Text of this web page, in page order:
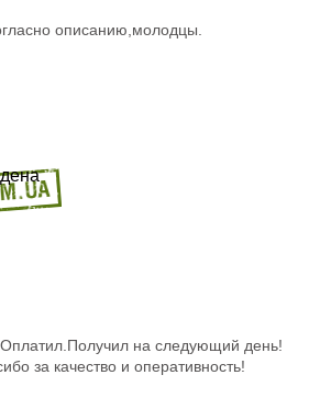
описанию,молодцы.
на следующий день!
за качество и оперативность!